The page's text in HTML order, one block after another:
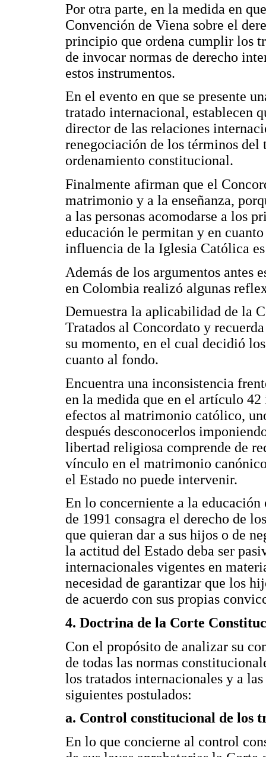
Por otra parte, en la medida en
Convención de Viena sobre el
principio que ordena cumplir los
de invocar normas de derecho
estos instrumentos.
En el evento en que se presente
tratado internacional, establecen
director de las relaciones
renegociación de los términos del
ordenamiento constitucional.
Finalmente afirman que el
matrimonio y a la enseñanza,
a las personas acomodarse a los
educación le permitan y en
influencia de la Iglesia Católica
Además de los argumentos antes
en Colombia realizó algunas
Demuestra la aplicabilidad de la
Tratados al Concordato y
su momento, en el cual decidió
cuanto al fondo.
Encuentra una inconsistencia
en la medida que en el artículo
efectos al matrimonio católico,
después desconocerlos
libertad religiosa comprende de
vínculo en el matrimonio
el Estado no puede intervenir.
En lo concerniente a la
de 1991 consagra el derecho de
que quieran dar a sus hijos o de
la actitud del Estado deba ser
internacionales vigentes en
necesidad de garantizar que los
de acuerdo con sus propias
4. Doctrina de la Corte
Con el propósito de analizar su
de todas las normas
los tratados internacionales y a
siguientes postulados:
a. Control constitucional de los
En lo que concierne al control